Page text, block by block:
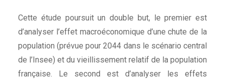
Cette étude poursuit un double but, le premier est
d’analyser l’effet macroéconomique d’une chute de la
population (prévue pour 2044 dans le scénario central
de l’Insee) et du vieillissement relatif de la population
française. Le second est d’analyser les effets